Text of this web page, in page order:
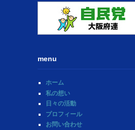
menu
ホーム
私の想い
日々の活動
プロフィール
お問い合わせ